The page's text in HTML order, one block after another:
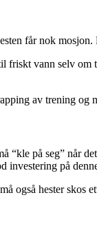
får nok
friskt vann selv
av trening
“kle på seg” når
investering på
også hester